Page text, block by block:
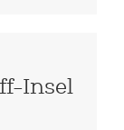
Insel